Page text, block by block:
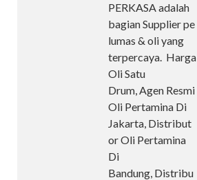
PERKASA adalah
bagian Supplier pe
lumas & oli yang
terpercaya. Harga
Oli Satu
Drum, Agen Resmi
Oli Pertamina Di
Jakarta, Distribut
or Oli Pertamina
Di
Bandung, Distribu